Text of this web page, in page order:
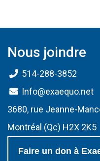
Nous joindre
514-288-3852
Info@exaequo.net
3680, rue Jeanne-
Montréal (Qc) H2X 2K5
Faire un don à